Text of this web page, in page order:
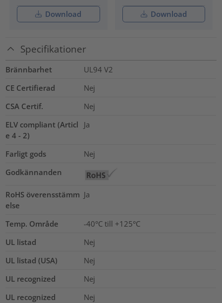
Download Download
Specifikationer
Brännbarhet
UL94 V2
CE Certifierad
Nej
CSA Certif.
Nej
ELV compliant (Articl
e 4 - 2)
Ja
Farligt gods
Nej
Godkännanden
RoHS överensstämm
else
Ja
Temp. Område
-40°C till +125°C
UL listad
Nej
UL listad (USA)
Nej
UL recognized
Nej
UL recognized
Nej